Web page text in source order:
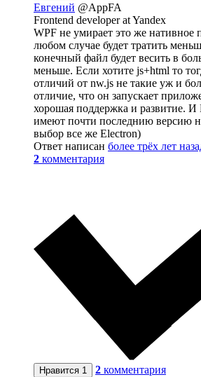
Евгений @AppFA
Frontend developer at Yandex
WPF не умирает это же нативное
любом случае будет тратить
конечный файл будет весить в
меньше. Если хотите js+html то
отличий от nw.js не такие уж и
отличие, что он запускает
хорошая поддержка и развитие. И
имеют почти последнию версию
выбор все же Electron)
Ответ написан более трёх лет
2 комментария
Нравится 1 2 комментария